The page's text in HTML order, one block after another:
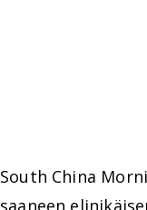
South China
saaneen